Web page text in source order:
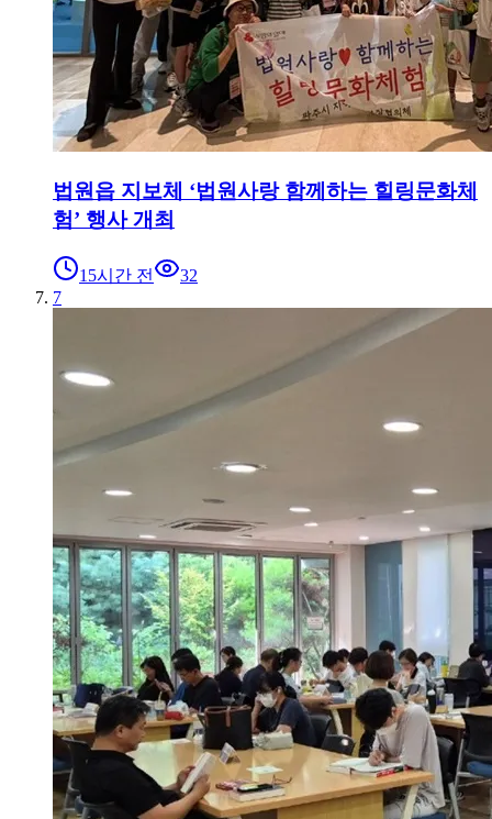
법원읍 지보체 ‘법원사랑 함께하는 힐링문화체
험’ 행사 개최
15시간 전
32
7